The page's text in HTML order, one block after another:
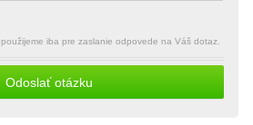
iba pre zaslanie odpovede na Váš dotaz.
Odoslať otázku